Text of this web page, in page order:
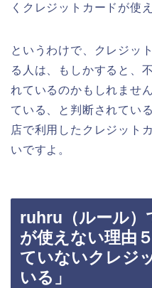
くクレジットカードが使
というわけで、クレジッ
る人は、もしかすると、
れているのかもしれませ
ている、と判断されてい
店で利用したクレジット
いですよ。
ruhru（ルール）
が使えない理由
ていないクレジ
いる」